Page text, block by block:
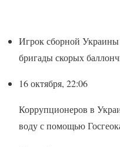
Игрок сборной
бригады скорых
16 октября, 22:06
Коррупционеров в
воду с помощью